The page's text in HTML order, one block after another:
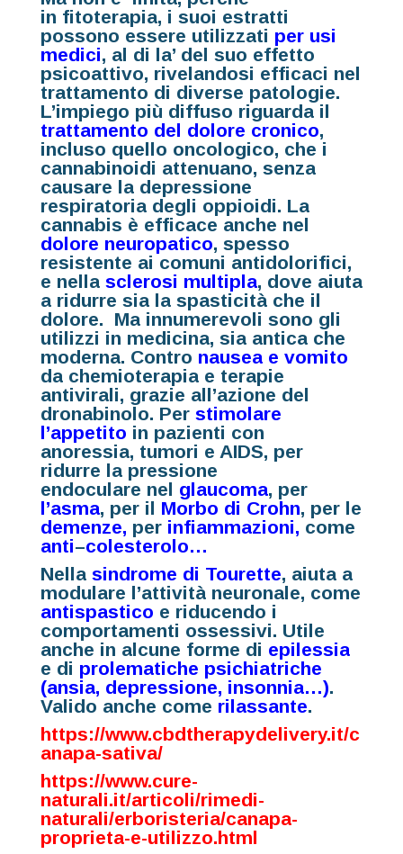
in fitoterapia, i suoi estratti
possono essere utilizzati per usi
medici, al di la’ del suo effetto
psicoattivo, rivelandosi efficaci nel
trattamento di diverse patologie.
L’impiego più diffuso riguarda il
trattamento del dolore cronico,
incluso quello oncologico, che i
cannabinoidi attenuano, senza
causare la depressione
respiratoria degli oppioidi. La
cannabis è efficace anche nel
dolore neuropatico, spesso
resistente ai comuni antidolorifici,
e nella sclerosi multipla, dove aiuta
a ridurre sia la spasticità che il
dolore. Ma innumerevoli sono gli
utilizzi in medicina, sia antica che
moderna. Contro nausea e vomito
da chemioterapia e terapie
antivirali, grazie all’azione del
dronabinolo. Per stimolare
l’appetito in pazienti con
anoressia, tumori e AIDS, per
ridurre la pressione
endoculare nel glaucoma, per
l’asma, per il Morbo di Crohn, per le
demenze, perinfiammazioni, come
anti–colesterolo…
Nella sindrome di Tourette, aiuta a
modulare l’attività neuronale, come
antispastico e riducendo i
comportamenti ossessivi. Utile
anche in alcune forme di epilessia
e di prolematiche psichiatriche
(ansia, depressione, insonnia…).
Valido anche come rilassante.
https://www.cbdtherapydelivery.it/c
anapa-sativa/
https://www.cure-
naturali.it/articoli/rimedi-
naturali/erboristeria/canapa-
proprieta-e-utilizzo.html